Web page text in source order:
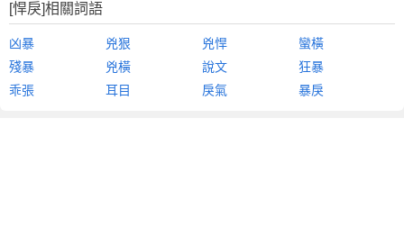
[悍戾]相關詞語
凶暴 兇狠 兇悍
蠻橫
殘暴
兇橫 說文
狂暴
乖張
耳目 戾氣 暴戾